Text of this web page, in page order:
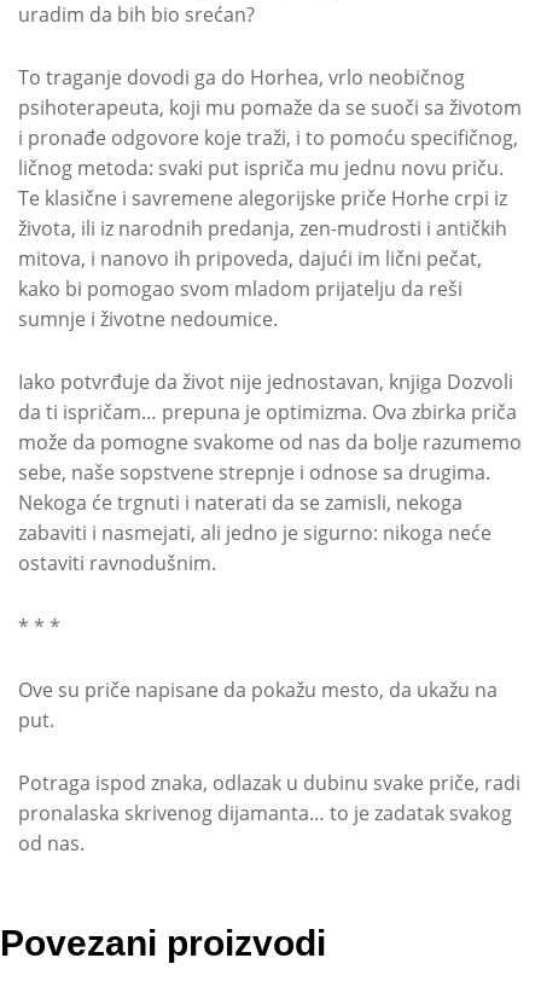
uradim da bih bio srećan?
To traganje dovodi ga do Horhea, vrlo neobičnog
psihoterapeuta, koji mu pomaže da se suoči sa životom
i pronađe odgovore koje traži, i to pomoću specifičnog,
ličnog metoda: svaki put ispriča mu jednu novu priču.
Te klasične i savremene alegorijske priče Horhe crpi iz
života, ili iz narodnih predanja, zen-mudrosti i antičkih
mitova, i nanovo ih pripoveda, dajući im lični pečat,
kako bi pomogao svom mladom prijatelju da reši
sumnje i životne nedoumice.
Iako potvrđuje da život nije jednostavan, knjiga Dozvoli
da ti ispričam… prepuna je optimizma. Ova zbirka priča
može da pomogne svakome od nas da bolje razumemo
sebe, naše sopstvene strepnje i odnose sa drugima.
Nekoga će trgnuti i naterati da se zamisli, nekoga
zabaviti i nasmejati, ali jedno je sigurno: nikoga neće
ostaviti ravnodušnim.
* * *
Ove su priče napisane da pokažu mesto, da ukažu na
put.
Potraga ispod znaka, odlazak u dubinu svake priče, radi
pronalaska skrivenog dijamanta… to je zadatak svakog
od nas.
Povezani proizvodi